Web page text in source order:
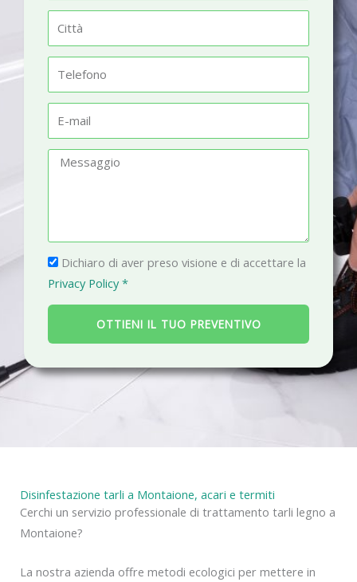
m
t
à
l
fm
a
g
g
i
P
r
i
a
c
Dichiaro di aver preso visione e di accettare la
Privacy Policy *
OTTIENI IL TUO PREVENTIVO
Disinfestazione tarli a Montaione, acari e termiti
Cerchi un servizio professionale di trattamento tarli legno a
Montaione?
La nostra azienda offre metodi ecologici per mettere in